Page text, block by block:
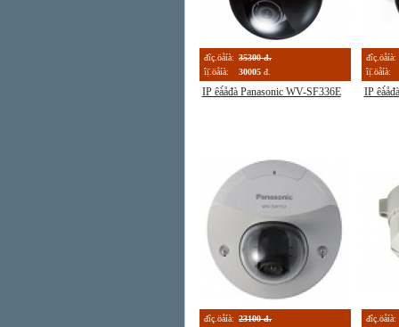
đîç.öåíà: 35300 đ.
îị̈.öåíà:
30005 đ.
IP êà́åđà Panasonic WV-SF336E
đîç.öåíà:
îị̈.öåíà:
IP
đîç.öåíà: 23100 đ.
đîç.öåíà: